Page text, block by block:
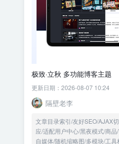
极致·立秋 多功能博客主题
更新日期：2026-08-07 10:24
隔壁老李
文章目录索引/友好SEO/AJAX
应/适配用户中心/黑夜模式/商
自媒体/随机缩略图/多模块/工